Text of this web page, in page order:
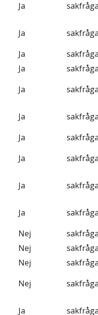
Ja
Ja
Ja
Ja
Ja
Ja
Ja
Ja
Ja
Ja
Nej
Nej
Nej
Nej
Ja